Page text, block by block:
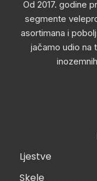
Od 2017. godine
segmente
asortimana i
jačamo udio na
Ljestve
Skele